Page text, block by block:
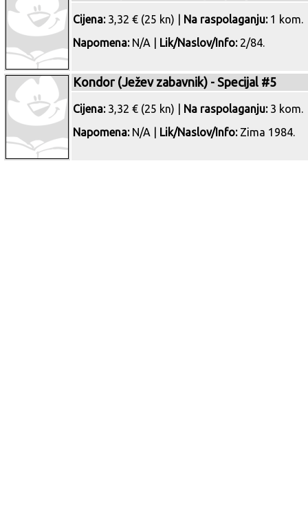
Cijena:3,32 € (25 kn) | Na raspolaganju:1 kom.
Napomena:N/A | Lik/Naslov/Info:2/84.
Kondor (Ježev zabavnik) - Specijal #5
Cijena:3,32 € (25 kn) | Na raspolaganju:3 kom.
Napomena:N/A | Lik/Naslov/Info:Zima 1984.